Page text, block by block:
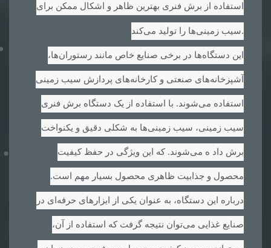
استفاده از برش فنری بهترین ظاهر و اشکال ممکن برای
سیب زمینی‌ها را تولید می‌کند.
این دستگاه‌ها در برخی صنایع خاص مانند رستوران‌ها،
آشپزخانه‌های صنعتی و کارخانه‌های پردازش سیب زمینی
استفاده می‌شوند. با استفاده از یک دستگاه برش فنری
سیب زمینی، سیب زمینی‌ها به شکلی دقیق و یکنواخت
برش داد ه می‌شوند. که این ویژگی در حفظ کیفیت
محصول و جذابیت ظاهری محصول بسیار مهم است.
درباره این دستگاه، به عنوان یکی از ابزارهای حرفه‌ای در
صنایع غذایی می‌توان نتیجه گرفت که استفاده از آن،